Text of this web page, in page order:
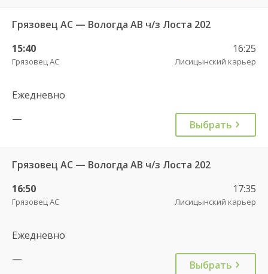
Грязовец АС — Вологда АВ ч/з Лоста 202
15:40
Грязовец АС
16:25
Лисицынский карьер
Ежедневно
—
Выбрать
Грязовец АС — Вологда АВ ч/з Лоста 202
16:50
Грязовец АС
17:35
Лисицынский карьер
Ежедневно
—
Выбрать